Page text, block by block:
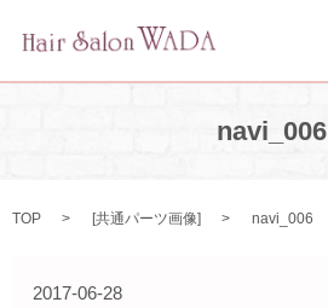
navi_006
TOP [共通パーツ画像] navi_006
2017-06-28